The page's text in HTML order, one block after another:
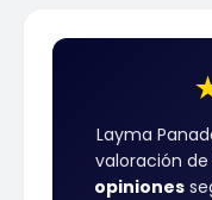
Layma
valoración de
opiniones